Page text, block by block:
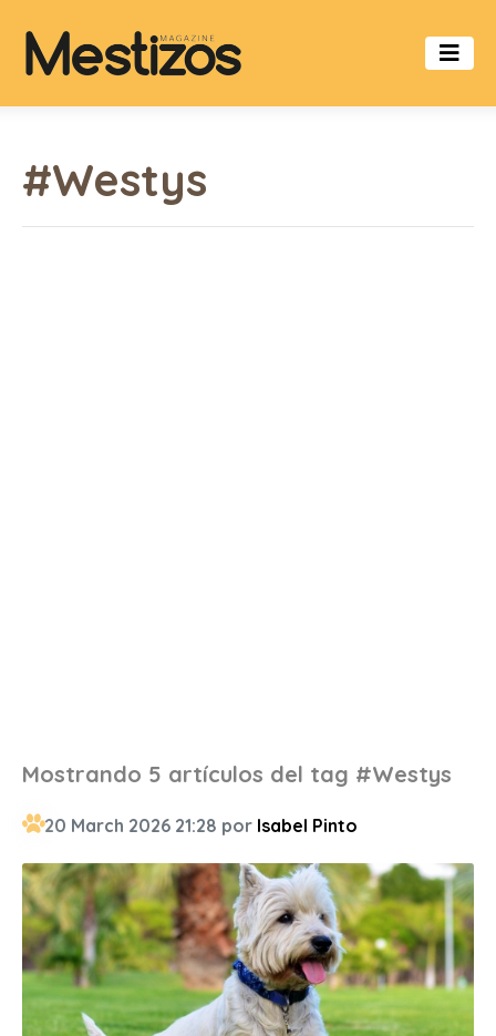
#Westys
Mostrando 5 artículos del tag #Westys
20 March 2026 21:28 por Isabel Pinto